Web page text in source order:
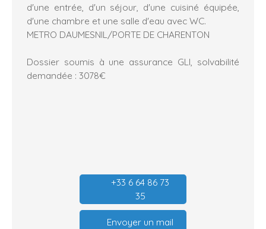
d'une entrée, d'un séjour, d'une cuisiné équipée,
d'une chambre et une salle d'eau avec WC.
METRO DAUMESNlL/PORTE DE CHARENTON
Dossier soumis à une assurance GLI, solvabilité
demandée : 3078€
+33 6 64 86 73
35
Envoyer un mail